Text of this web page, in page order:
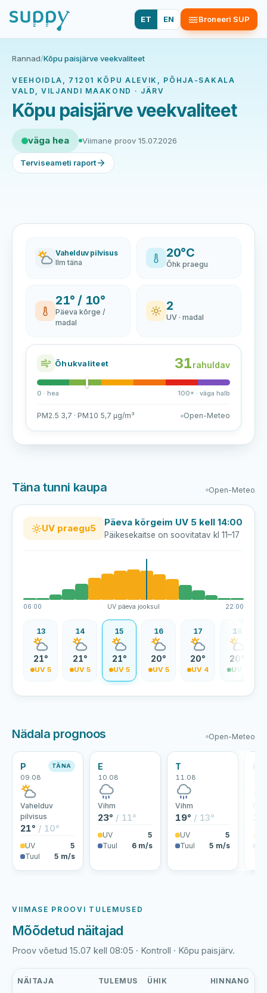
ET EN Broneeri SUP
Rannad/Kõpu paisjärve veekvaliteet
VEEHOIDLA, 71201 KÕPU ALEVIK, PÕHJA-SAKALA
VALD, VILJANDI MAAKOND · JÄRV
Kõpu paisjärve veekvaliteet
väga hea Viimane proov 15.07.2026
Terviseameti raport
Vahelduv pilvisus
Ilm täna
20°C
Õhk praegu
21° / 10°
Päeva kõrge /
madal
2
UV · madal
Õhukvaliteet 31rahuldav
0 · hea 100+ · väga halb
PM2.5 3,7 · PM10 5,7 µg/m³ Open-Meteo
Täna tunni kaupa Open-Meteo
UV praegu5
Päeva kõrgeim UV 5 kell 14:00
Päikesekaitse on soovitatav kl 11–17
06:00 UV päeva jooksul 22:00
13
21°
UV 5
14
21°
UV 5
15
21°
UV 5
16
20°
UV 5
17
20°
UV 4
18
20°
UV 3
Nädala prognoos Open-Meteo
P
09.08
TÄNA
Vahelduv
pilvisus
21° / 10°
UV
5
Tuul
5 m/s
E
10.08
Vihm
23° / 11°
UV
5
Tuul
6 m/s
T
11.08
Vihm
19° / 13°
UV
5
Tuul
5 m/s
K
VIIMASE PROOVI TULEMUSED
Mõõdetud näitajad
Proov võetud 15.07 kell 08:05 · Kontroll · Kõpu paisjärv.
NÄITAJA TULEMUS ÜHIK HINNANG